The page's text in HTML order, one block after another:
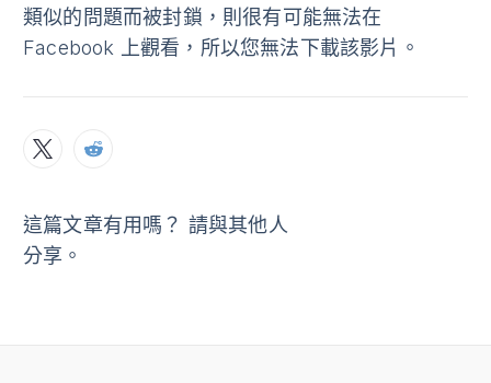
類似的問題而被封鎖，則很有可能無法在
Facebook 上觀看，所以您無法下載該影片。
這篇文章有用嗎？ 請與其他人
分享。